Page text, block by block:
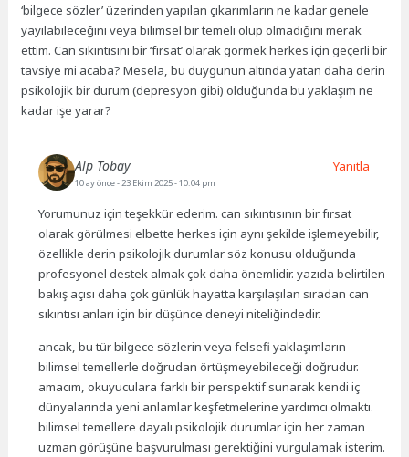
‘bilgece sözler’ üzerinden yapılan çıkarımların ne kadar genele
yayılabileceğini veya bilimsel bir temeli olup olmadığını merak
ettim. Can sıkıntısını bir ‘fırsat’ olarak görmek herkes için geçerli bir
tavsiye mi acaba? Mesela, bu duygunun altında yatan daha derin
psikolojik bir durum (depresyon gibi) olduğunda bu yaklaşım ne
kadar işe yarar?
Alp Tobay
10 ay önce- 23 Ekim 2025 - 10:04 pm
Yorumunuz için teşekkür ederim. can sıkıntısının bir fırsat
olarak görülmesi elbette herkes için aynı şekilde işlemeyebilir,
özellikle derin psikolojik durumlar söz konusu olduğunda
profesyonel destek almak çok daha önemlidir. yazıda belirtilen
bakış açısı daha çok günlük hayatta karşılaşılan sıradan can
sıkıntısı anları için bir düşünce deneyi niteliğindedir.
ancak, bu tür bilgece sözlerin veya felsefi yaklaşımların
bilimsel temellerle doğrudan örtüşmeyebileceği doğrudur.
amacım, okuyuculara farklı bir perspektif sunarak kendi iç
dünyalarında yeni anlamlar keşfetmelerine yardımcı olmaktı.
bilimsel temellere dayalı psikolojik durumlar için her zaman
uzman görüşüne başvurulması gerektiğini vurgulamak isterim.
Yanıtla